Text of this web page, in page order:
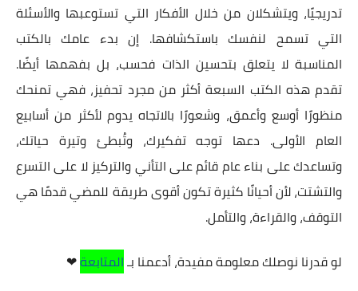
تدريجيًا، ويتشكلان من خلال الأفكار التي تستوعبها والأسئلة
التي تسمح لنفسك باستكشافها. إن بدء عامك بالكتب
المناسبة لا يتعلق بتحسين الذات فحسب، بل بفهمها أيضًا.
تقدم هذه الكتب السبعة أكثر من مجرد تحفيز، فهي تمنحك
منظورًا أوسع وأعمق، وشعورًا بالاتجاه يدوم لأكثر من أسابيع
العام الأولى. دعها توجه تفكيرك، وتُبطئ وتيرة حياتك،
وتساعدك على بناء عام قائم على التأني والتركيز لا على التسرع
والتشتت، لأن أحيانًا كثيرة تكون أقوى طريقة للمضي قدمًا هي
التوقف، والقراءة، والتأمل.
لو قدرنا نوصلك معلومة مفيدة، أدعمنا بـالمتابعة❤